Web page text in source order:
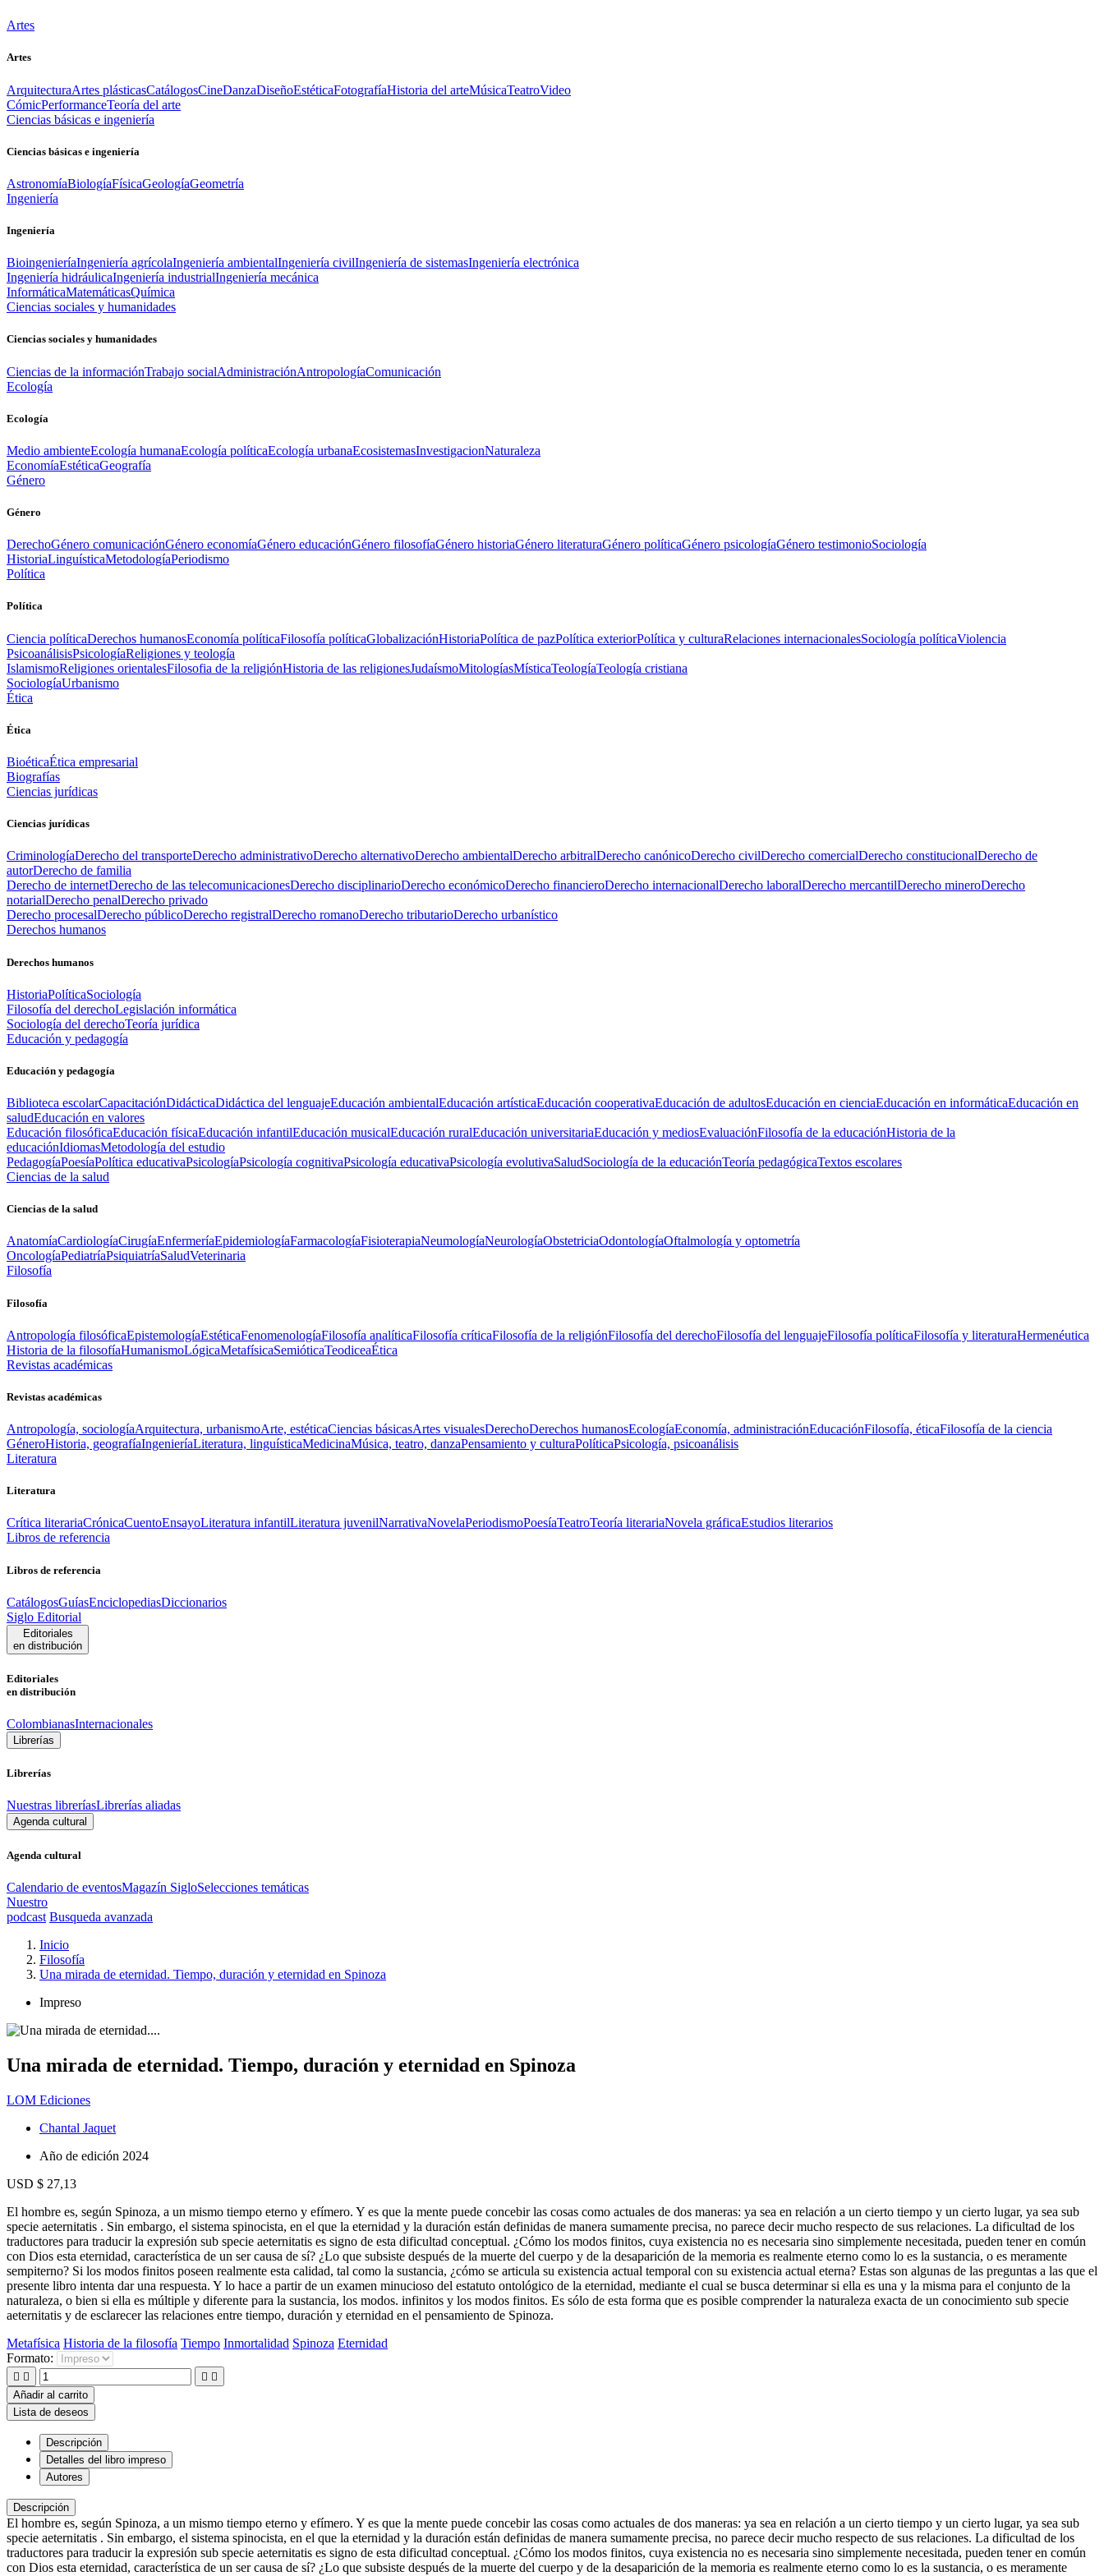
Artes
Artes
ArquitecturaArtes plásticasCatálogosCineDanzaDiseñoEstéticaFotografíaHistoria del arteMúsicaTeatroVideo
CómicPerformanceTeoría del arte
Ciencias básicas e ingeniería
Ciencias básicas e ingeniería
AstronomíaBiologíaFísicaGeologíaGeometría
Ingeniería
Ingeniería
BioingenieríaIngeniería agrícolaIngeniería ambientalIngeniería civilIngeniería de sistemasIngeniería electrónica
Ingeniería hidráulicaIngeniería industrialIngeniería mecánica
InformáticaMatemáticasQuímica
Ciencias sociales y humanidades
Ciencias sociales y humanidades
Ciencias de la informaciónTrabajo socialAdministraciónAntropologíaComunicación
Ecología
Ecología
Medio ambienteEcología humanaEcología políticaEcología urbanaEcosistemasInvestigacionNaturaleza
EconomíaEstéticaGeografía
Género
Género
DerechoGénero comunicaciónGénero economíaGénero educaciónGénero filosofíaGénero historiaGénero literaturaGénero políticaGénero psicologíaGénero testimonioSociología
HistoriaLinguísticaMetodologíaPeriodismo
Política
Política
Ciencia políticaDerechos humanosEconomía políticaFilosofía políticaGlobalizaciónHistoriaPolítica de pazPolítica exteriorPolítica y culturaRelaciones internacionalesSociología políticaViolencia
PsicoanálisisPsicologíaReligiones y teología
IslamismoReligiones orientalesFilosofia de la religiónHistoria de las religionesJudaísmoMitologíasMísticaTeologíaTeología cristiana
SociologíaUrbanismo
Ética
Ética
BioéticaÉtica empresarial
Biografías
Ciencias jurídicas
Ciencias jurídicas
CriminologíaDerecho del transporteDerecho administrativoDerecho alternativoDerecho ambientalDerecho arbitralDerecho canónicoDerecho civilDerecho comercialDerecho constitucionalDerecho de
autorDerecho de familia
Derecho de internetDerecho de las telecomunicacionesDerecho disciplinarioDerecho económicoDerecho financieroDerecho internacionalDerecho laboralDerecho mercantilDerecho mineroDerecho
notarialDerecho penalDerecho privado
Derecho procesalDerecho públicoDerecho registralDerecho romanoDerecho tributarioDerecho urbanístico
Derechos humanos
Derechos humanos
HistoriaPolíticaSociología
Filosofía del derechoLegislación informática
Sociología del derechoTeoría jurídica
Educación y pedagogía
Educación y pedagogía
Biblioteca escolarCapacitaciónDidácticaDidáctica del lenguajeEducación ambientalEducación artísticaEducación cooperativaEducación de adultosEducación en cienciaEducación en informáticaEducación en
saludEducación en valores
Educación filosóficaEducación físicaEducación infantilEducación musicalEducación ruralEducación universitariaEducación y mediosEvaluaciónFilosofía de la educaciónHistoria de la
educaciónIdiomasMetodología del estudio
PedagogíaPoesíaPolítica educativaPsicologíaPsicología cognitivaPsicología educativaPsicología evolutivaSaludSociología de la educaciónTeoría pedagógicaTextos escolares
Ciencias de la salud
Ciencias de la salud
AnatomíaCardiologíaCirugíaEnfermeríaEpidemiologíaFarmacologíaFisioterapiaNeumologíaNeurologíaObstetriciaOdontologíaOftalmología y optometría
OncologíaPediatríaPsiquiatríaSaludVeterinaria
Filosofía
Filosofía
Antropología filosóficaEpistemologíaEstéticaFenomenologíaFilosofía analíticaFilosofía críticaFilosofía de la religiónFilosofía del derechoFilosofía del lenguajeFilosofía políticaFilosofía y literaturaHermenéutica
Historia de la filosofíaHumanismoLógicaMetafísicaSemióticaTeodiceaÉtica
Revistas académicas
Revistas académicas
Antropología, sociologíaArquitectura, urbanismoArte, estéticaCiencias básicasArtes visualesDerechoDerechos humanosEcologíaEconomía, administraciónEducaciónFilosofía, éticaFilosofía de la ciencia
GéneroHistoria, geografíaIngenieríaLiteratura, linguísticaMedicinaMúsica, teatro, danzaPensamiento y culturaPolíticaPsicología, psicoanálisis
Literatura
Literatura
Crítica literariaCrónicaCuentoEnsayoLiteratura infantilLiteratura juvenilNarrativaNovelaPeriodismoPoesíaTeatroTeoría literariaNovela gráficaEstudios literarios
Libros de referencia
Libros de referencia
CatálogosGuíasEnciclopediasDiccionarios
Siglo Editorial
Editoriales
en distribución
Editoriales
en distribución
ColombianasInternacionales
Librerías
Librerías
Nuestras libreríasLibrerías aliadas
Agenda cultural
Agenda cultural
Calendario de eventosMagazín SigloSelecciones temáticas
Nuestro
podcast Busqueda avanzada
Inicio
Filosofía
Una mirada de eternidad. Tiempo, duración y eternidad en Spinoza
Impreso
Una mirada de eternidad. Tiempo, duración y eternidad en Spinoza
LOM Ediciones
Chantal Jaquet
Año de edición 2024
USD $ 27,13
El hombre es, según Spinoza, a un mismo tiempo eterno y efímero. Y es que la mente puede concebir las cosas como actuales de dos maneras: ya sea en relación a un cierto tiempo y un cierto lugar, ya sea sub
specie aeternitatis . Sin embargo, el sistema spinocista, en el que la eternidad y la duración están definidas de manera sumamente precisa, no parece decir mucho respecto de sus relaciones. La dificultad de los
traductores para traducir la expresión sub specie aeternitatis es signo de esta dificultad conceptual. ¿Cómo los modos finitos, cuya existencia no es necesaria sino simplemente necesitada, pueden tener en común
con Dios esta eternidad, característica de un ser causa de sí? ¿Lo que subsiste después de la muerte del cuerpo y de la desaparición de la memoria es realmente eterno como lo es la sustancia, o es meramente
sempiterno? Si los modos finitos poseen realmente esta calidad, tal como la sustancia, ¿cómo se articula su existencia actual temporal con su existencia actual eterna? Estas son algunas de las preguntas a las que el
presente libro intenta dar una respuesta. Y lo hace a partir de un examen minucioso del estatuto ontológico de la eternidad, mediante el cual se busca determinar si ella es una y la misma para el conjunto de la
naturaleza, o bien si ella es múltiple y diferente para la sustancia, los modos. infinitos y los modos finitos. Es sólo de esta forma que es posible comprender la naturaleza exacta de un conocimiento sub specie
aeternitatis y de esclarecer las relaciones entre tiempo, duración y eternidad en el pensamiento de Spinoza.
Metafísica Historia de la filosofía Tiempo Inmortalidad Spinoza Eternidad
Formato:
   
Añadir al carrito
Lista de deseos
Descripción
Detalles del libro impreso
Autores
Descripción
El hombre es, según Spinoza, a un mismo tiempo eterno y efímero. Y es que la mente puede concebir las cosas como actuales de dos maneras: ya sea en relación a un cierto tiempo y un cierto lugar, ya sea sub
specie aeternitatis . Sin embargo, el sistema spinocista, en el que la eternidad y la duración están definidas de manera sumamente precisa, no parece decir mucho respecto de sus relaciones. La dificultad de los
traductores para traducir la expresión sub specie aeternitatis es signo de esta dificultad conceptual. ¿Cómo los modos finitos, cuya existencia no es necesaria sino simplemente necesitada, pueden tener en común
con Dios esta eternidad, característica de un ser causa de sí? ¿Lo que subsiste después de la muerte del cuerpo y de la desaparición de la memoria es realmente eterno como lo es la sustancia, o es meramente